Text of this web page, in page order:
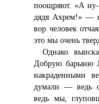
поощряют. «А
дядя Ахрем!» —
вор человек
это мы очень
Однако
Добрую барыню
накраденными
думали — ведь
ведь мы,